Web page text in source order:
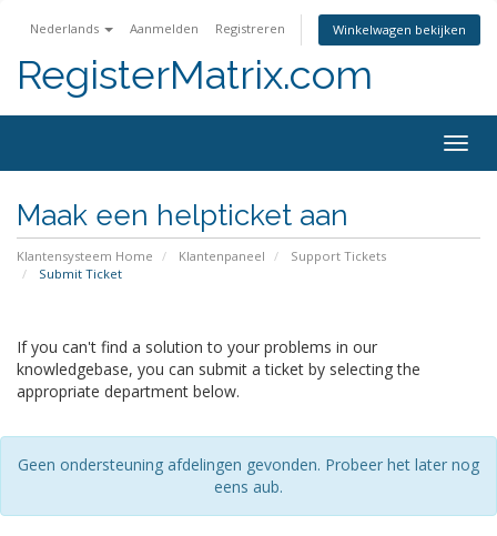
Nederlands Aanmelden Registreren Winkelwagen bekijken
RegisterMatrix.com
Maak een helpticket aan
Klantensysteem Home Klantenpaneel
Support Tickets
Submit Ticket
If you can't find a solution to your problems in our
knowledgebase, you can submit a ticket by selecting the
appropriate department below.
Geen ondersteuning afdelingen gevonden. Probeer het later nog
eens aub.